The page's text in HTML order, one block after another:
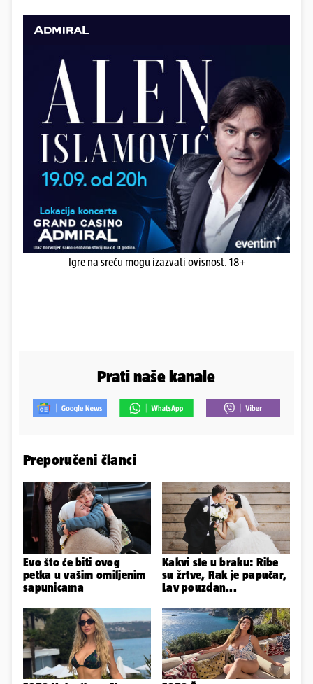
Igre na sreću mogu izazvati ovisnost. 18+
Prati naše kanale
Preporučeni članci
Evo što će biti ovog
petka u vašim omiljenim
sapunicama
Kakvi ste u braku: Ribe
su žrtve, Rak je papučar,
Lav pouzdan...